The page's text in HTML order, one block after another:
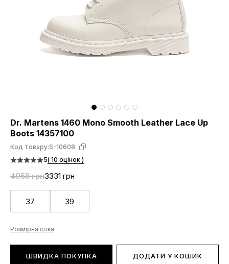
Dr. Martens 1460 Mono Smooth Leather Lace Up
Boots 14357100
Код товару:S-10608
5( 10 оцінок )
4958 грн3331 грн
37 39
Розмірна сітка
ШВИДКА ПОКУПКА ДОДАТИ У КОШИК